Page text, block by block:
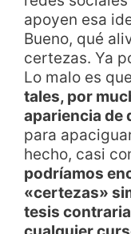
apoyen esa
Bueno, qué
certezas. Ya
Lo malo es que
tales, por
apariencia de
para
hecho, casi
podríamos
«certezas»
tesis contraria